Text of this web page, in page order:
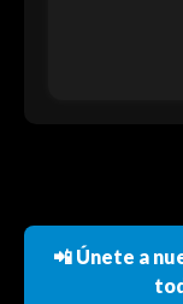
📲 Únete a